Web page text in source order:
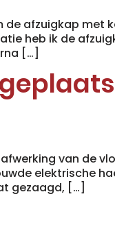
afzuigkap met
heb ik de
[…]
van de
elektrische
gezaagd, […]